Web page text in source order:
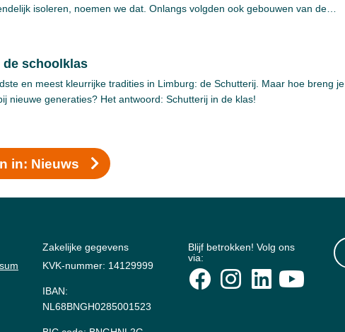
isoleren, noemen we dat. Onlangs volgden ook gebouwen van de
de schoolklas
en meest kleurrijke tradities in Limburg: de Schutterij. Maar hoe breng je
nieuwe generaties? Het antwoord: Schutterij in de klas!
in: Nieuws
Zakelijke gegevens
KVK-nummer: 14129999
IBAN:
NL68BNGH0285001523
Blijf betrokken! Volg ons
via: